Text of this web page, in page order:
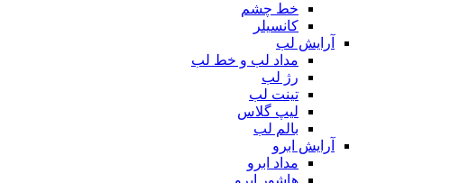
خط چشم
کانسیلر
آرایش لب
مداد لب و خط لب
رژ لب
تینت لب
لیپ گلاس
بالم لب
آرایش ابرو
مداد ابرو
هاشور ابرو